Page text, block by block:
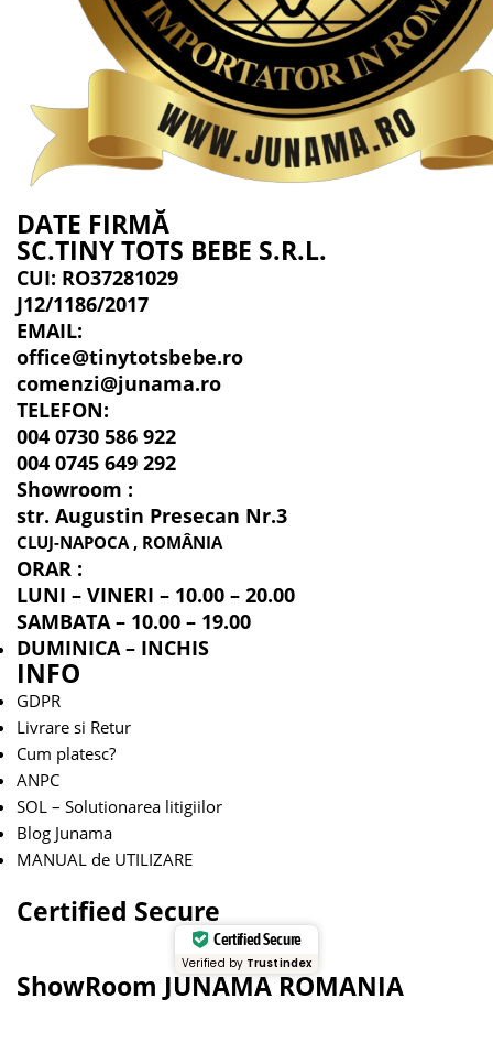
DATE FIRMĂ
SC.TINY TOTS BEBE S.R.L.
CUI: RO37281029
J12/1186/2017
EMAIL:
office@tinytotsbebe.ro
comenzi@junama.ro
TELEFON:
004 0730 586 922
004 0745 649 292
Showroom :
str. Augustin Presecan Nr.3
CLUJ-NAPOCA , ROMÂNIA
ORAR :
LUNI – VINERI – 10.00 – 20.00
SAMBATA – 10.00 – 19.00
DUMINICA – INCHIS
INFO
GDPR
Livrare si Retur
Cum platesc?
ANPC
SOL – Solutionarea litigiilor
Blog Junama
MANUAL de UTILIZARE
Certified Secure
Certified Secure
Verified by Trustindex
ShowRoom JUNAMA ROMANIA